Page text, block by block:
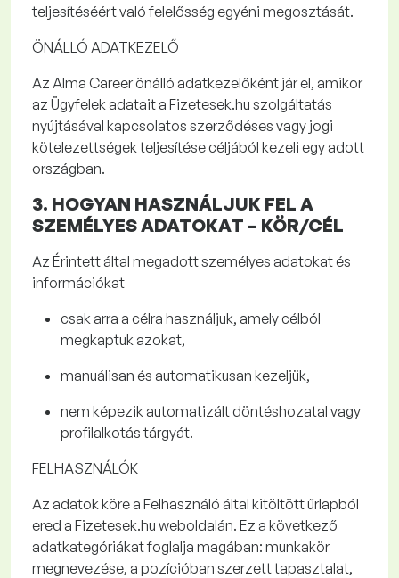
teljesítéséért való felelősség egyéni megosztását.
ÖNÁLLÓ ADATKEZELŐ
Az Alma Careerönálló adatkezelőként jár el, amikor
az Ügyfelek adatait a Fizetesek.hu szolgáltatás
nyújtásával kapcsolatos szerződéses vagy jogi
kötelezettségek teljesítése céljából kezeli egy adott
országban.
3. HOGYAN HASZNÁLJUK FEL A
SZEMÉLYES ADATOKAT – KÖR/CÉL
Az Érintett által megadott személyes adatokat és
információkat
csak arra a célra használjuk, amely célból
megkaptuk azokat,
manuálisan és automatikusan kezeljük,
nem képezik automatizált döntéshozatal vagy
profilalkotás tárgyát.
FELHASZNÁLÓK
Az adatok körea Felhasználó által kitöltött űrlapból
ered a Fizetesek.hu weboldalán. Ez a következő
adatkategóriákat foglalja magában: munkakör
megnevezése, a pozícióban szerzett tapasztalat,